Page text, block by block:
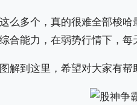
么多个，真的很难全部梭
合能力，在弱势行情下，每
解到这里，希望对大家有帮